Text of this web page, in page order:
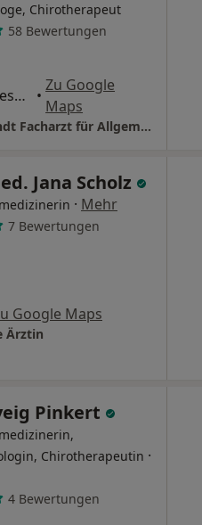
Chirotherapeut
58 Bewertungen
Georg-Palitzsch-Str. 12, Dresden •
Zu Google
Maps
Praxis Dr.med. Tobias Behrendt Facharzt für Allgemeinmedizin
Jana Scholz
· Mehr
7 Bewertungen
Google Maps
Ärztin
Pinkert
Chirotherapeutin ·
4 Bewertungen